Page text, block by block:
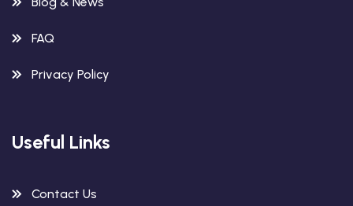
FAQ
Privacy Policy
Useful Links
Contact Us